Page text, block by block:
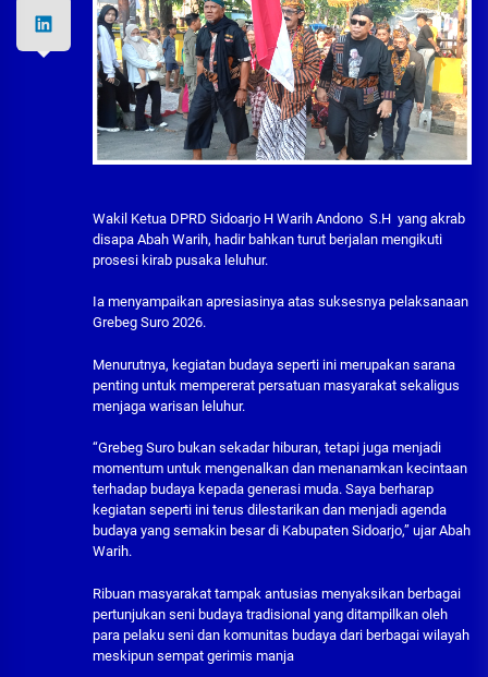
Wakil Ketua DPRD Sidoarjo H Warih Andono S.H yang akrab
disapa Abah Warih, hadir bahkan turut berjalan mengikuti
prosesi kirab pusaka leluhur.
Ia menyampaikan apresiasinya atas suksesnya pelaksanaan
Grebeg Suro 2026.
Menurutnya, kegiatan budaya seperti ini merupakan sarana
penting untuk mempererat persatuan masyarakat sekaligus
menjaga warisan leluhur.
“Grebeg Suro bukan sekadar hiburan, tetapi juga menjadi
momentum untuk mengenalkan dan menanamkan kecintaan
terhadap budaya kepada generasi muda. Saya berharap
kegiatan seperti ini terus dilestarikan dan menjadi agenda
budaya yang semakin besar di Kabupaten Sidoarjo,” ujar Abah
Warih.
Ribuan masyarakat tampak antusias menyaksikan berbagai
pertunjukan seni budaya tradisional yang ditampilkan oleh
para pelaku seni dan komunitas budaya dari berbagai wilayah
meskipun sempat gerimis manja